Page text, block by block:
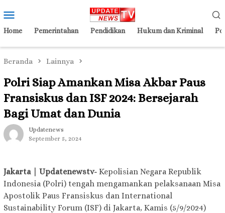
ke
kontenMobile
Home Pemerintahan Pendidikan Hukum dan Kriminal
Beranda Lainnya
Polri Siap Amankan Misa Akbar Paus
Fransiskus dan ISF 2024: Bersejarah
Bagi Umat dan Dunia
Updatenews
September 5, 2024
Jakarta | Updatenewstv- Kepolisian Negara Republik
Indonesia (Polri) tengah mengamankan pelaksanaan Misa
Apostolik Paus Fransiskus dan International
Sustainability Forum (ISF) di Jakarta, Kamis (5/9/2024)